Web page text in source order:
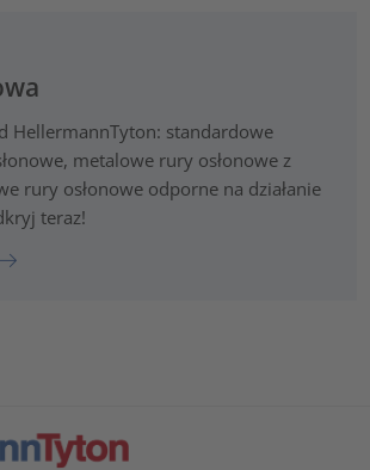
HellermannTyton: standardowe
metalowe rury osłonowe z
rury osłonowe odporne na działanie
teraz!